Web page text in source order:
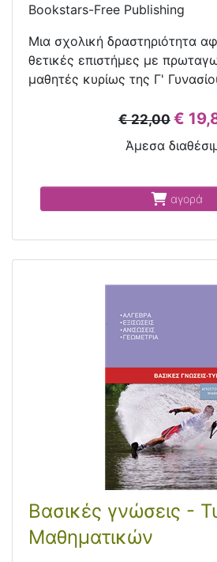
Bookstars-Free Publishing
Μια σχολική δραστηριότητα
θετικές επιστήμες με
μαθητές κυρίως της Γ'
€ 22,00 €
Άμεσα
αγορά
Βασικές γνώσεις -
Μαθηματικών